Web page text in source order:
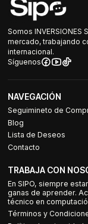
Somos INVERSIONES
mercado, trabajando
internacional.
Síguenos
NAVEGACIÓN
Seguimineto de
Blog
Lista de Deseos
Contacto
TRABAJA CON
En SIPO, siempre
ganas de aprender.
técnico en
Términos y